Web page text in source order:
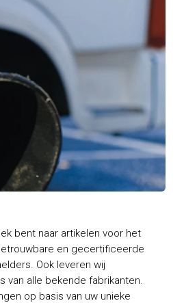
bent naar artikelen voor het
en gecertificeerde
Ook leveren wij
van alle bekende fabrikanten.
op basis van uw unieke